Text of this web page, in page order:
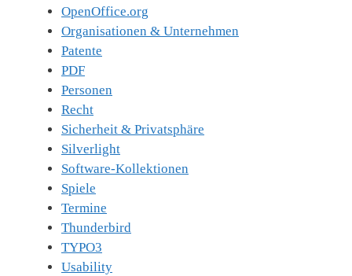
OpenOffice.org
Organisationen & Unternehmen
Patente
PDF
Personen
Recht
Sicherheit & Privatsphäre
Silverlight
Software-Kollektionen
Spiele
Termine
Thunderbird
TYPO3
Usability